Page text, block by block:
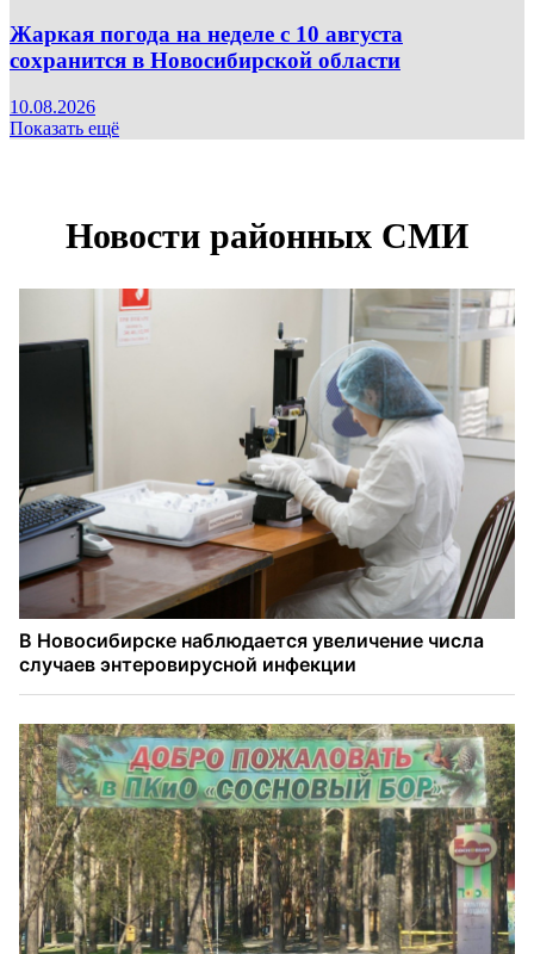
Жаркая погода на неделе с 10 августа
сохранится в Новосибирской области
10.08.2026
Показать ещё